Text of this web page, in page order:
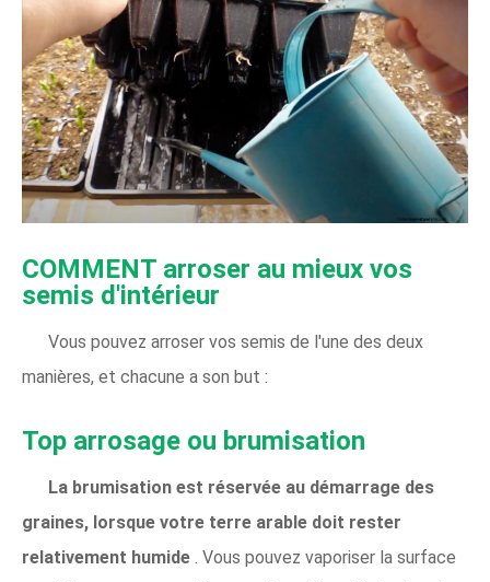
COMMENT arroser au mieux vos
semis d'intérieur
Vous pouvez arroser vos semis de l'une des deux
manières, et chacune a son but :
Top arrosage ou brumisation
La brumisation est réservée au démarrage des
graines, lorsque votre terre arable doit rester
relativement humide . Vous pouvez vaporiser la surface